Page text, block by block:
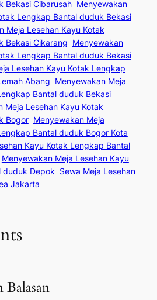
Bekasi Cibarusah Menyewakan
Lengkap Bantal duduk Bekasi
Meja Lesehan Kayu Kotak
Bekasi Cikarang Menyewakan
Lengkap Bantal duduk Bekasi
Lesehan Kayu Kotak Lengkap
Abang Menyewakan Meja
Bantal duduk Bekasi
Meja Lesehan Kayu Kotak
Bogor Menyewakan Meja
Bantal duduk Bogor Kota
Kayu Kotak Lengkap Bantal
Menyewakan Meja Lesehan Kayu
duduk Depok Sewa Meja Lesehan
Jakarta